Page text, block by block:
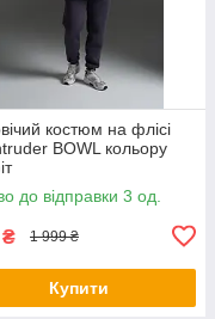
костюм на флісі
BOWL кольору
до відправки 3 од.
₴ 1 999 ₴
Купити